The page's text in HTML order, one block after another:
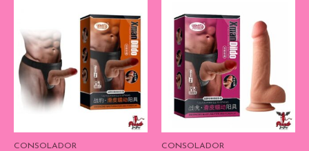
CONSOLADOR CONSOLADOR